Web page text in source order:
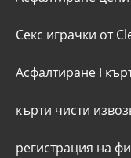
Секс играчки от
Асфалтиране I
кърти чисти
регистрация на